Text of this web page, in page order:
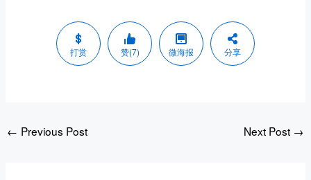
打赏 赞(7) 微海报 分享
← Previous Post Next Post →